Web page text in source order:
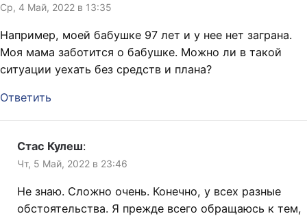
Ср, 4 Май, 2022 в 13:35
Например, моей бабушке 97 лет и у нее нет заграна.
Моя мама заботится о бабушке. Можно ли в такой
ситуации уехать без средств и плана?
Ответить
Стас Кулеш:
Чт, 5 Май, 2022 в 23:46
Не знаю. Сложно очень. Конечно, у всех разные
обстоятельства. Я прежде всего обращаюсь к тем,